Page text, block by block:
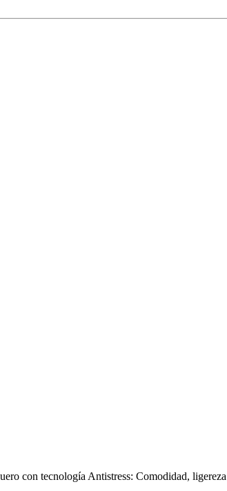
con tecnología Antistress: Comodidad,